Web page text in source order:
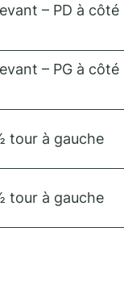
– PD à côté
– PG à côté
tour à gauche
tour à gauche